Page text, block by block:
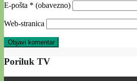
E-pošta * (obavezno)
Web-stranica
Poriluk TV